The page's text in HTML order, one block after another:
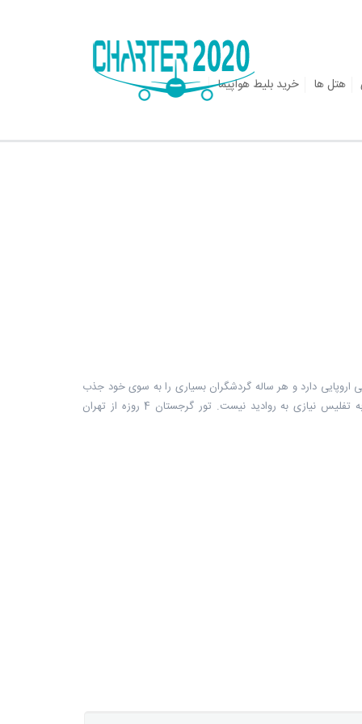
هتل ها
خرید بلیط هواپیما
اروپایی دارد و هر ساله گردشگران بسیاری را به سوی خود جذب
می‌کند. یکی از نکات قابل توجه این است که برای ورود به تفلیس نیازی به روادید نیست. تور گرجستان 4 روزه از تهران